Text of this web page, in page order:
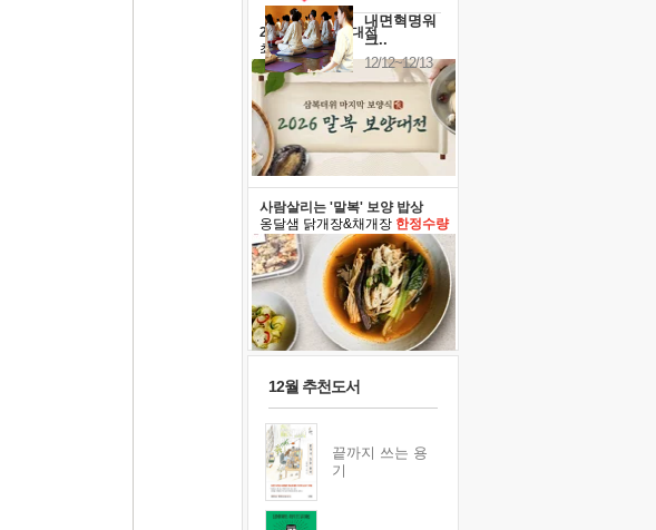
내면혁명워
크..
12/12~12/13
2026 말복 보양대전
최대74%할인
사람살리는 '말복' 보양 밥상
옹달샘 닭개장&채개장 한정수량
12월 추천도서
끝까지 쓰는 용
기